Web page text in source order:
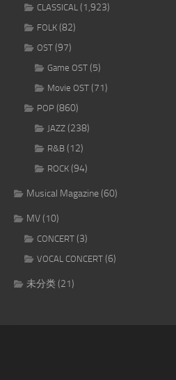
CLASSICAL (1,923)
FOLK (82)
OST (97)
Game OST (5)
Movie OST (71)
POP (860)
JAZZ (238)
R&B (12)
ROCK (94)
Musical Magazine(60)
MV(10)
CONCERT (3)
VOCAL CONCERT (6)
未分类(21)